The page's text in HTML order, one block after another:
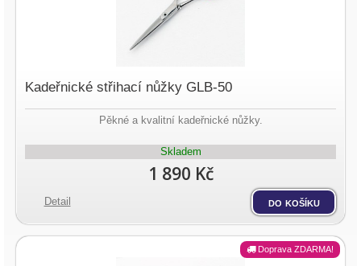
Kadeřnické střihací nůžky GLB-50
Pěkné a kvalitní kadeřnické nůžky.
Skladem
1 890 Kč
Detail do košíku
Doprava ZDARMA!